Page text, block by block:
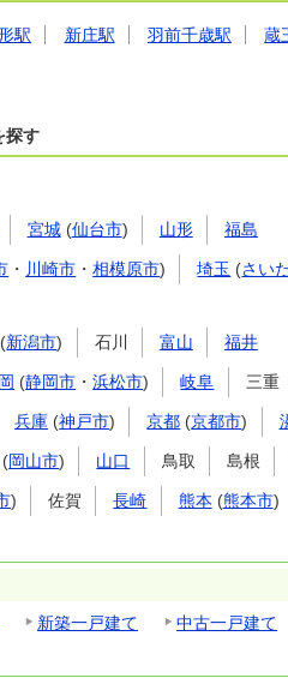
駅 新庄駅 羽前千歳駅 蔵
探す
宮城(仙台市) 山形 福島
・ 川崎市 ・相模原市) 埼玉 (さい
(新潟市) 石川 富山 福井
(静岡市 ・浜松市) 岐阜 三重
兵庫 (神戸市) 京都 (京都市)
(岡山市) 山口 鳥取 島根
) 佐賀 長崎 熊本 (熊本市)
新築一戸建て 中古一戸建て